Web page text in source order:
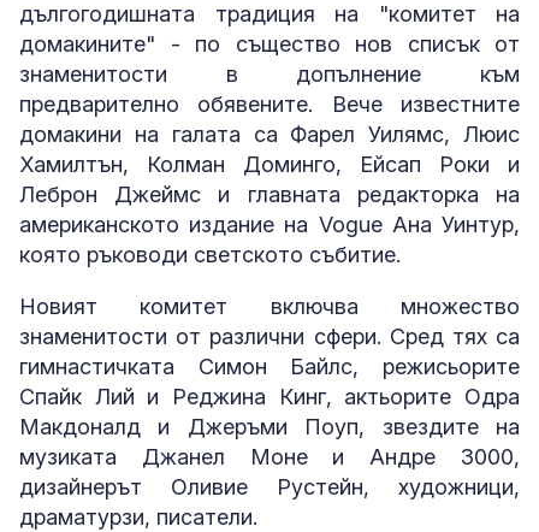
дългогодишната традиция на "комитет на
домакините" - по същество нов списък от
знаменитости в допълнение към
предварително обявените. Вече известните
домакини на галата са Фарел Уилямс, Люис
Хамилтън, Колман Доминго, Ейсап Роки и
Леброн Джеймс и главната редакторка на
американското издание на Vogue Ана Уинтур,
която ръководи светското събитие.
Новият комитет включва множество
знаменитости от различни сфери. Сред тях са
гимнастичката Симон Байлс, режисьорите
Спайк Лий и Реджина Кинг, актьорите Одра
Макдоналд и Джеръми Поуп, звездите на
музиката Джанел Моне и Андре 3000,
дизайнерът Оливие Рустейн, художници,
драматурзи, писатели.